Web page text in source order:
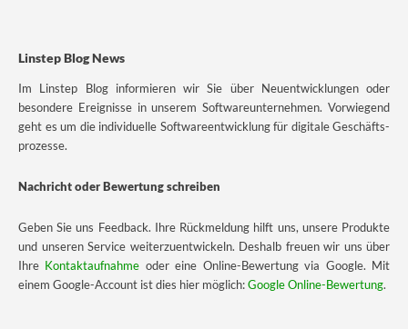
Linstep Blog News
Im Linstep Blog informieren wir Sie über Neuentwicklungen oder
besondere Ereignisse in unserem Softwareunternehmen. Vorwiegend
geht es um die individuelle Softwareentwicklung für digitale Geschäfts­
prozesse.
Nachricht oder Bewertung schreiben
Geben Sie uns Feedback. Ihre Rückmeldung hilft uns, unsere Produkte
und unseren Service weiterzuentwickeln. Deshalb freuen wir uns über
Ihre Kontaktaufnahme oder eine Online-Bewertung via Google. Mit
einem Google-Account ist dies hier möglich: Google Online-Bewertung.